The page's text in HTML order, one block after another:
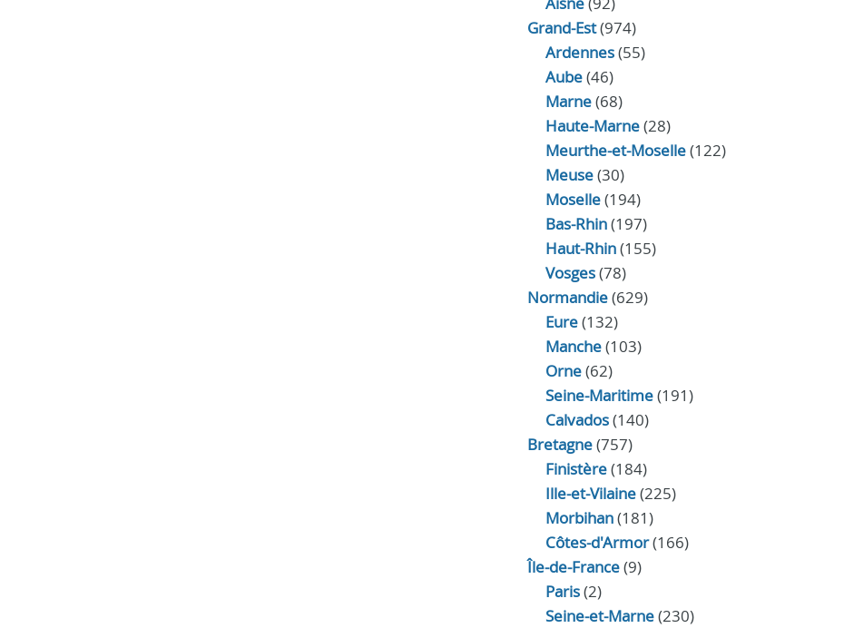
Grand-Est(974)
Ardennes(55)
Aube(46)
Marne(68)
Haute-Marne(28)
Meurthe-et-Moselle(122)
Meuse(30)
Moselle(194)
Bas-Rhin(197)
Haut-Rhin(155)
Vosges(78)
Normandie(629)
Eure(132)
Manche(103)
Orne(62)
Seine-Maritime(191)
Calvados(140)
Bretagne(757)
Finistère(184)
Ille-et-Vilaine(225)
Morbihan(181)
Côtes-d'Armor(166)
Île-de-France(9)
Paris(2)
Seine-et-Marne(230)